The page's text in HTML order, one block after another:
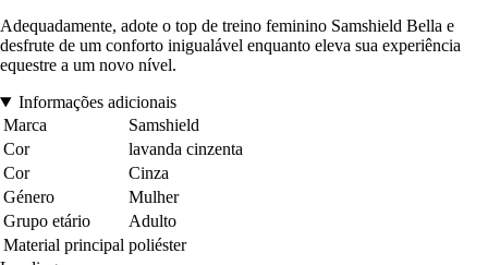
Adequadamente, adote o top de treino feminino Samshield Bella e
desfrute de um conforto inigualável enquanto eleva sua experiência
equestre a um novo nível.
Informações adicionais
Marca
Samshield
Cor
lavanda cinzenta
Cor
Cinza
Género
Mulher
Grupo etário
Adulto
Material principal poliéster